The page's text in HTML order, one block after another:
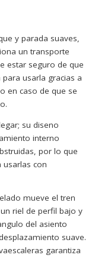
y parada suaves,
un transporte
estar seguro de que
usarla gracias a
en caso de que se
su diseno
interno
por lo que
con
mueve el tren
riel de perfil bajo y
del asiento
suave.
garantiza